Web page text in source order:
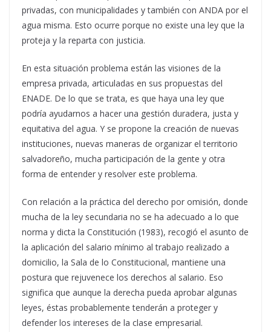
privadas, con municipalidades y también con ANDA por el
agua misma. Esto ocurre porque no existe una ley que la
proteja y la reparta con justicia.
En esta situación problema están las visiones de la
empresa privada, articuladas en sus propuestas del
ENADE. De lo que se trata, es que haya una ley que
podría ayudarnos a hacer una gestión duradera, justa y
equitativa del agua. Y se propone la creación de nuevas
instituciones, nuevas maneras de organizar el territorio
salvadoreño, mucha participación de la gente y otra
forma de entender y resolver este problema.
Con relación a la práctica del derecho por omisión, donde
mucha de la ley secundaria no se ha adecuado a lo que
norma y dicta la Constitución (1983), recogió el asunto de
la aplicación del salario mínimo al trabajo realizado a
domicilio, la Sala de lo Constitucional, mantiene una
postura que rejuvenece los derechos al salario. Eso
significa que aunque la derecha pueda aprobar algunas
leyes, éstas probablemente tenderán a proteger y
defender los intereses de la clase empresarial.